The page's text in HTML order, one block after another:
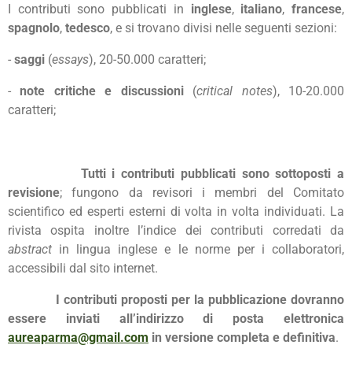
I contributi sono pubblicati in inglese, italiano,francese,
spagnolo, tedesco, e si trovano divisi nelle seguenti sezioni:
- saggi (essays), 20-50.000 caratteri;
-note critiche e discussioni(critical notes), 10-20.000
caratteri;
Tutti i contributi pubblicati sono sottoposti a
revisione; fungono da revisori i membri del Comitato
scientifico ed esperti esterni di volta in volta individuati. La
rivista ospita inoltre l’indice dei contributi corredati da
abstract in lingua inglese e le norme per i collaboratori,
accessibili dal sito internet.
I contributi proposti per la pubblicazione dovranno
essere inviati all’indirizzo di posta elettronica
aureaparma@gmail.com in versione completa e definitiva.